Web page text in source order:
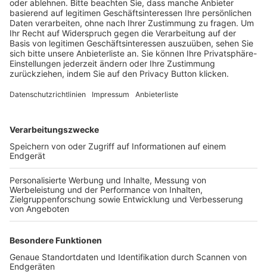
BFV-Geschäftsstellen
Trainerbörse
Login SpielPlus
FOLGE DEM BFV
TOP-VEREINE
TOP-PARTNER